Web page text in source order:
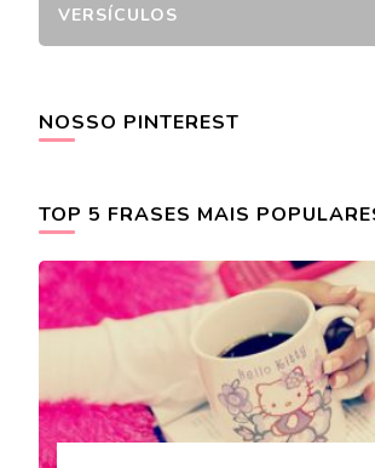
VERSÍCULOS
NOSSO PINTEREST
TOP 5 FRASES MAIS